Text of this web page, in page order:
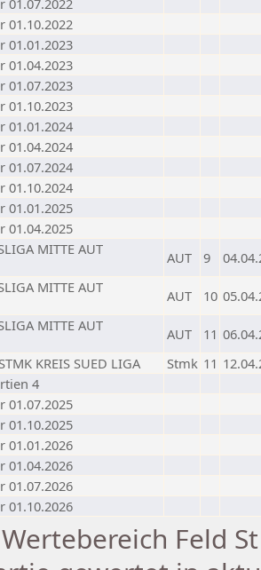
01.07.2022
01.10.2022
01.01.2023
01.04.2023
01.07.2023
01.10.2023
01.01.2024
01.04.2024
01.07.2024
01.10.2024
01.01.2025
01.04.2025
MITTE AUT
AUT 9
MITTE AUT
AUT 10
MITTE AUT
AUT 11
KREIS SUED LIGA Stmk 11
4
01.07.2025
01.10.2025
01.01.2026
01.04.2026
01.07.2026
01.10.2026
Wertebereich Feld